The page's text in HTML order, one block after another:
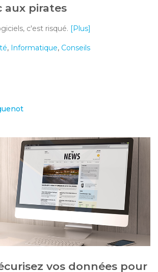
aux pirates
c'est risqué. [Plus]
, Informatique, Conseils
vos données pour